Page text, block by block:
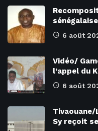
6 août
Vidéo/
l’appel du
6 août
Tivaouane/
Sy reçoit